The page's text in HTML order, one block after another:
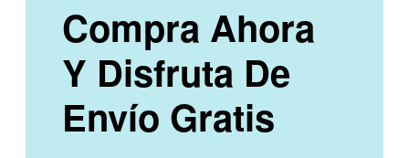
Compra Ahora
Y Disfruta De
Envío Gratis